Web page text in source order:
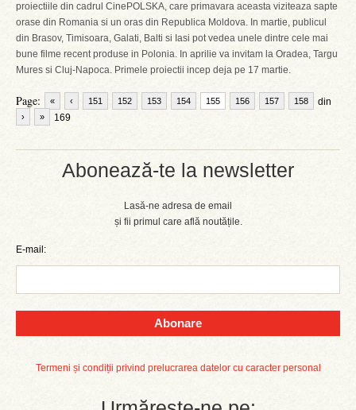
Abonează-te la newsletter
Lasă-ne adresa de email
și fii primul care află noutățile.
E-mail:
Abonare
Termeni și condiții privind prelucrarea datelor cu caracter personal
proiectiile din cadrul CinePOLSKA, care primavara aceasta viziteaza sapte
orase din Romania si un oras din Republica Moldova. In martie, publicul
din Brasov, Timisoara, Galati, Balti si Iasi pot vedea unele dintre cele mai
bune filme recent produse in Polonia. In aprilie va invitam la Oradea, Targu
Mures si Cluj-Napoca. Primele proiectii incep deja pe 17 martie.
Page: « ‹ 151 152 153 154 155 156 157 158
din
169
› »